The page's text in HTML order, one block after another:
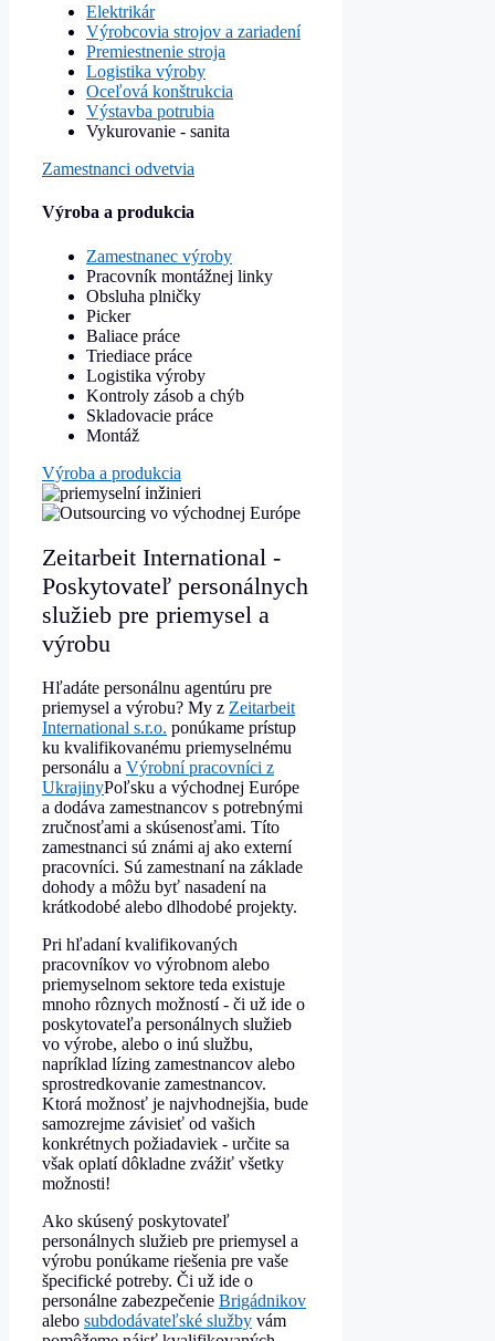
Elektrikár
Výrobcovia strojov a zariadení
Premiestnenie stroja
Logistika výroby
Oceľová konštrukcia
Výstavba potrubia
Vykurovanie - sanita
Zamestnanci odvetvia
Výroba a produkcia
Zamestnanec výroby
Pracovník montážnej linky
Obsluha plničky
Picker
Baliace práce
Triediace práce
Logistika výroby
Kontroly zásob a chýb
Skladovacie práce
Montáž
Výroba a produkcia
Zeitarbeit International -
Poskytovateľ personálnych
služieb pre priemysel a
výrobu
Hľadáte personálnu agentúru pre
priemysel a výrobu? My z Zeitarbeit
International s.r.o. ponúkame prístup
ku kvalifikovanému priemyselnému
personálu a Výrobní pracovníci z
UkrajinyPoľsku a východnej Európe
a dodáva zamestnancov s potrebnými
zručnosťami a skúsenosťami. Títo
zamestnanci sú známi aj ako externí
pracovníci. Sú zamestnaní na základe
dohody a môžu byť nasadení na
krátkodobé alebo dlhodobé projekty.
Pri hľadaní kvalifikovaných
pracovníkov vo výrobnom alebo
priemyselnom sektore teda existuje
mnoho rôznych možností - či už ide o
poskytovateľa personálnych služieb
vo výrobe, alebo o inú službu,
napríklad lízing zamestnancov alebo
sprostredkovanie zamestnancov.
Ktorá možnosť je najvhodnejšia, bude
samozrejme závisieť od vašich
konkrétnych požiadaviek - určite sa
však oplatí dôkladne zvážiť všetky
možnosti!
Ako skúsený poskytovateľ
personálnych služieb pre priemysel a
výrobu ponúkame riešenia pre vaše
špecifické potreby. Či už ide o
personálne zabezpečenie Brigádnikov
alebo subdodávateľské služby vám